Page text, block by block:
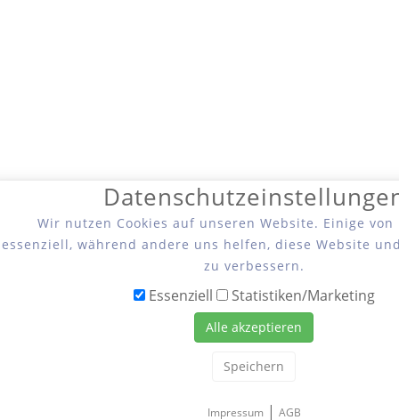
Wir nutzen Cookies auf unseren Website. Einige
essenziell, während andere uns helfen, diese Website
zu verbessern.
Essenziell Statistiken/Marketing
Alle akzeptieren
Speichern
Impressum| AGB